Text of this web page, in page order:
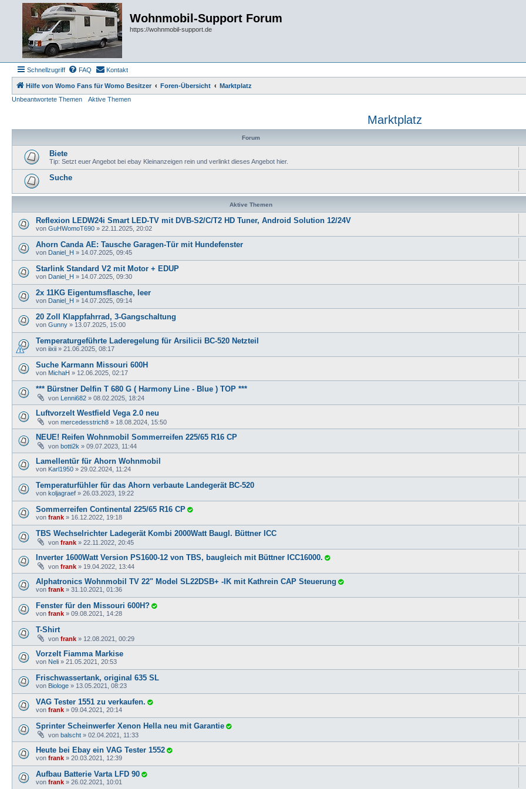
Wohnmobil-Support Forum
https://wohnmobil-support.de
Schnellzugriff FAQ Kontakt
Hilfe von Womo Fans für Womo Besitzer Foren-Übersicht
Marktplatz
Unbeantwortete Themen
Aktive Themen
Marktplatz
Forum
Biete
Tip: Setzt euer Angebot bei ebay Kleinanzeigen rein und verlinkt dieses Angebot hier.
Suche
Aktive Themen
Reflexion LEDW24i Smart LED-TV mit DVB-S2/C/T2 HD Tuner, Android Solution 12/24V
von GuHWomoT690 » 22.11.2025, 20:02
Ahorn Canda AE: Tausche Garagen-Tür mit Hundefenster
von Daniel_H » 14.07.2025, 09:45
Starlink Standard V2 mit Motor + EDUP
von Daniel_H » 14.07.2025, 09:30
2x 11KG Eigentumsflasche, leer
von Daniel_H » 14.07.2025, 09:14
20 Zoll Klappfahrrad, 3-Gangschaltung
von Gunny » 13.07.2025, 15:00
Temperaturgeführte Laderegelung für Arsilicii BC-520 Netzteil
von iixii » 21.06.2025, 08:17
Suche Karmann Missouri 600H
von MichaH » 12.06.2025, 02:17
*** Bürstner Delfin T 680 G ( Harmony Line - Blue ) TOP ***
von Lenni682 » 08.02.2025, 18:24
Luftvorzelt Westfield Vega 2.0 neu
von mercedesstrich8 » 18.08.2024, 15:50
NEUE! Reifen Wohnmobil Sommerreifen 225/65 R16 CP
von botti2k » 09.07.2023, 11:44
Lamellentür für Ahorn Wohnmobil
von Karl1950 » 29.02.2024, 11:24
Temperaturfühler für das Ahorn verbaute Landegerät BC-520
von koljagraef » 26.03.2023, 19:22
Sommerreifen Continental 225/65 R16 CP
von frank » 16.12.2022, 19:18
TBS Wechselrichter Ladegerät Kombi 2000Watt Baugl. Büttner ICC
von frank » 22.11.2022, 20:45
Inverter 1600Watt Version PS1600-12 von TBS, baugleich mit Büttner ICC16000.
von frank » 19.04.2022, 13:44
Alphatronics Wohnmobil TV 22" Model SL22DSB+ -IK mit Kathrein CAP Steuerung
von frank » 31.10.2021, 01:36
Fenster für den Missouri 600H?
von frank » 09.08.2021, 14:28
T-Shirt
von frank » 12.08.2021, 00:29
Vorzelt Fiamma Markise
von Neli » 21.05.2021, 20:53
Frischwassertank, original 635 SL
von Biologe » 13.05.2021, 08:23
VAG Tester 1551 zu verkaufen.
von frank » 09.04.2021, 20:14
Sprinter Scheinwerfer Xenon Hella neu mit Garantie
von balscht » 02.04.2021, 11:33
Heute bei Ebay ein VAG Tester 1552
von frank » 20.03.2021, 12:39
Aufbau Batterie Varta LFD 90
von frank » 26.02.2021, 10:01